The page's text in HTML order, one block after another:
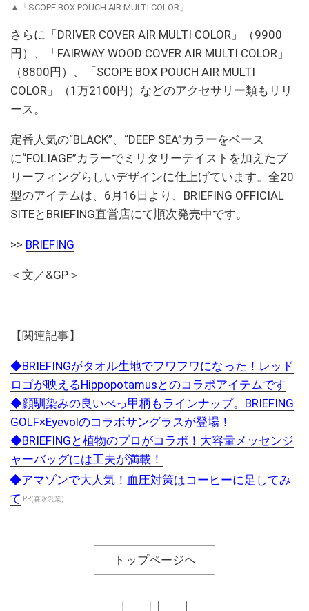
▲「SCOPE BOX POUCH AIR MULTI COLOR」
さらに「DRIVER COVER AIR MULTI COLOR」（9900
円）、「FAIRWAY WOOD COVER AIR MULTI COLOR」
（8800円）、「SCOPE BOX POUCH AIR MULTI
COLOR」（1万2100円）などのアクセサリー類もリリ
ース。
定番人気の“BLACK”、“DEEP SEA”カラーをベース
に“FOLIAGE”カラーでミリタリーテイストを加えたブ
リーフィングらしいデザインに仕上げています。全20
型のアイテムは、6月16日より、BRIEFING OFFICIAL
SITEとBRIEFING直営店にて順次発売中です。
>> BRIEFING
＜文／&GP＞
【関連記事】
◆BRIEFINGがタオル生地でフワフワになった！レッド
ロゴが映えるHippopotamusとのコラボアイテムです
◆顔馴染みの良いべっ甲柄もラインナップ。BRIEFING
GOLF×Eyevolのコラボサングラスが登場！
◆BRIEFINGと植物のプロがコラボ！大容量メッセンジ
ャーバッグには工夫が満載！
◆アマゾンで大人気！血圧対策はコーヒーに足してみ
て PR(森永乳業)
トップページヘ